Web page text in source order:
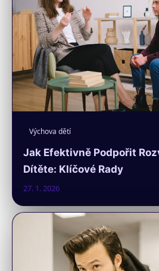
Výchova dětí
Jak Efektivně Podpořit
Dítěte: Klíčové Rady
27. 1. 2026